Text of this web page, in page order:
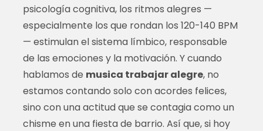
psicología cognitiva, los ritmos alegres —
especialmente los que rondan los 120-140 BPM
— estimulan el sistema límbico, responsable
de las emociones y la motivación. Y cuando
hablamos de musica trabajar alegre, no
estamos contando solo con acordes felices,
sino con una actitud que se contagia como un
chisme en una fiesta de barrio. Así que, si hoy